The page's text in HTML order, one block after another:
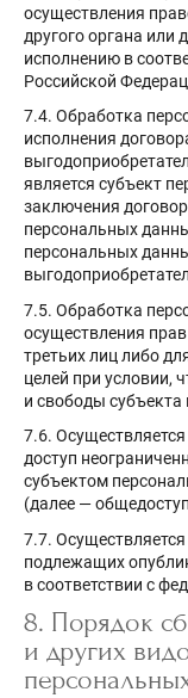
осуществления
другого органа
исполнению в
Российской
7.4. Обработка
исполнения
является субъект
заключения
персональных
персональных
7.5. Обработка
осуществления
третьих лиц либо
целей при условии,
и свободы
7.6.
доступ
субъектом
(далее —
7.7.
подлежащих
в соответствии с
8. Порядок
и других